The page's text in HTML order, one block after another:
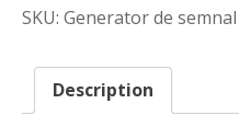
SKU: Generator de
Description